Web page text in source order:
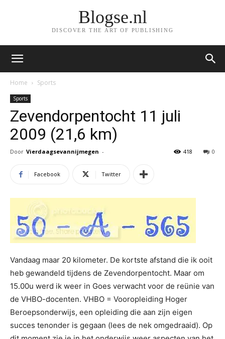
Blogse.nl
DISCOVER THE ART OF PUBLISHING
Home Sports
Sports
Zevendorpentocht 11 juli
2009 (21,6 km)
Door Vierdaagsevannijmegen - 0
418
Facebook Twitter
Vandaag maar 20 kilometer. De kortste afstand die ik ooit
heb gewandeld tijdens de Zevendorpentocht. Maar om
15.00u werd ik weer in Goes verwacht voor de reünie van
de VHBO-docenten. VHBO = Vooropleiding Hoger
Beroepsonderwijs, een opleiding die aan zijn eigen
succes tenonder is gegaan (lees de nek omgedraaid). Op